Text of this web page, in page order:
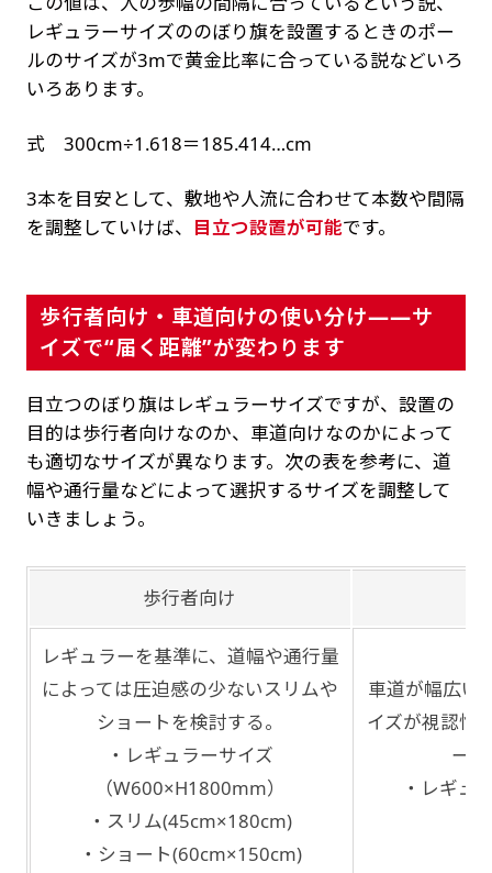
レギュラーサイズののぼり旗を設置するときのポー
ルのサイズが3mで黄金比率に合っている説などいろ
いろあります。
式 300cm÷1.618＝185.414…cm
3本を目安として、敷地や人流に合わせて本数や間隔
を調整していけば、 目立つ設置が可能です。
歩行者向け・車道向けの使い分け——サ
イズで“届く距離”が変わります
目立つのぼり旗はレギュラーサイズですが、設置の
目的は歩行者向けなのか、車道向けなのかによって
も適切なサイズが異なります。次の表を参考に、道
幅や通行量などによって選択するサイズを調整して
いきましょう。
歩行者向け
レギュラーを基準に、道幅や通行量
によっては圧迫感の少ないスリムや
ショートを検討する。
・レギュラーサイズ
（W600×H1800mm）
・スリム(45cm×180cm)
・ショート(60cm×150cm)
車道が幅広い
イズが視認性
ー
・レギュ